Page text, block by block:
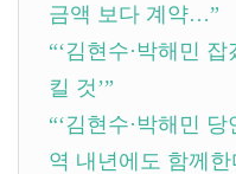
금액 보다 계약…”
“‘김현수·박해민
킬 것’”
“‘김현수·박해민
역 내년에도 함께한